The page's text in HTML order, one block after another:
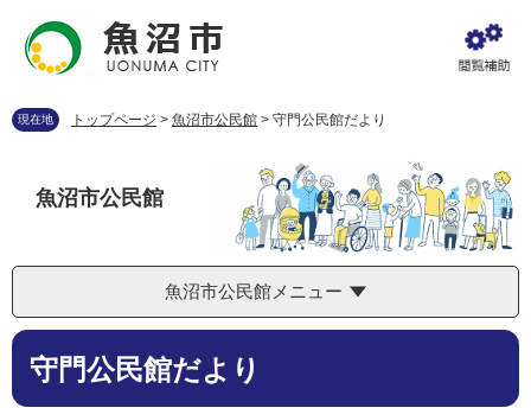
先
を現在地 トップページ > 魚沼市公民館 > 守門公民館だより
魚沼市公民館
魚沼市公民館メニュー
本
守門公民館だより